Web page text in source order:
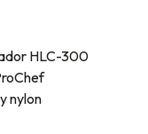
HLC-300
nylon